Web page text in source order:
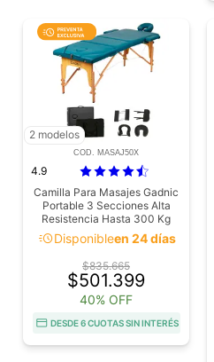
2 modelos
COD. MASAJ50X
4.9
Camilla Para Masajes Gadnic
Portable 3 Secciones Alta
Resistencia Hasta 300 Kg
Altura Ajustable
acuteDisponibleen 24 días
$835.665
$501.399
40% OFF
DESDE 6 CUOTAS SIN INTERÉS